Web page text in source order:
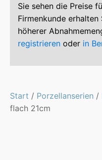
Sie sehen die Preise
Firmenkunde
höherer
registrieren oder in
Start / Porzellanserien /
flach 21cm